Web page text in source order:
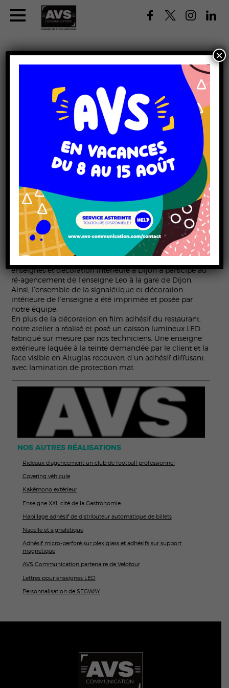
ENSEIGNE LUMINEUSE EN
LED
enseignes et décoration intérieure à Dijon a participé au
ré-agencement de l’enseigne Leo à la gare de Dijon.
Ainsi, l’ensemble de la signalétique et décoration
intérieure de l’enseigne a été imprimée et posée par
notre équipe.
En plus de la décoration en film adhésif du restaurant,
notre atelier a réalisé et posé un caisson lumineux LED
fabriqué sur mesure par nos techniciens. Une enseigne
extérieure laquée à la teinte demandée par le client et la
face visible en Altuglas recouvert d’un adhésif diffusant
avec lamination de protection mat.
NOS AUTRES RÉALISATIONS
Rideaux d’agencement un club de football professionnel
Covering véhicule
Kakémono extérieur
Enseigne XXL cité de la Gastronomie
Habillage adhésif de distributeur automatique de billets
Nacelle et signalétique
Adhésif micro-perforé sur plexiglass et adhésifs sur support
magnétique
AVS Communication partenaire de Velotour
Lettres pour enseignes LED
Personnalisation de SEGWAY
×